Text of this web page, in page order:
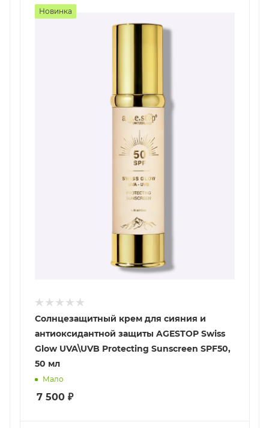
Новинка
Солнцезащитный крем для сияния и
антиоксидантной защиты AGESTOP Swiss
Glow UVA\UVB Protecting Sunscreen SPF50,
50 мл
Мало
7 500 ₽